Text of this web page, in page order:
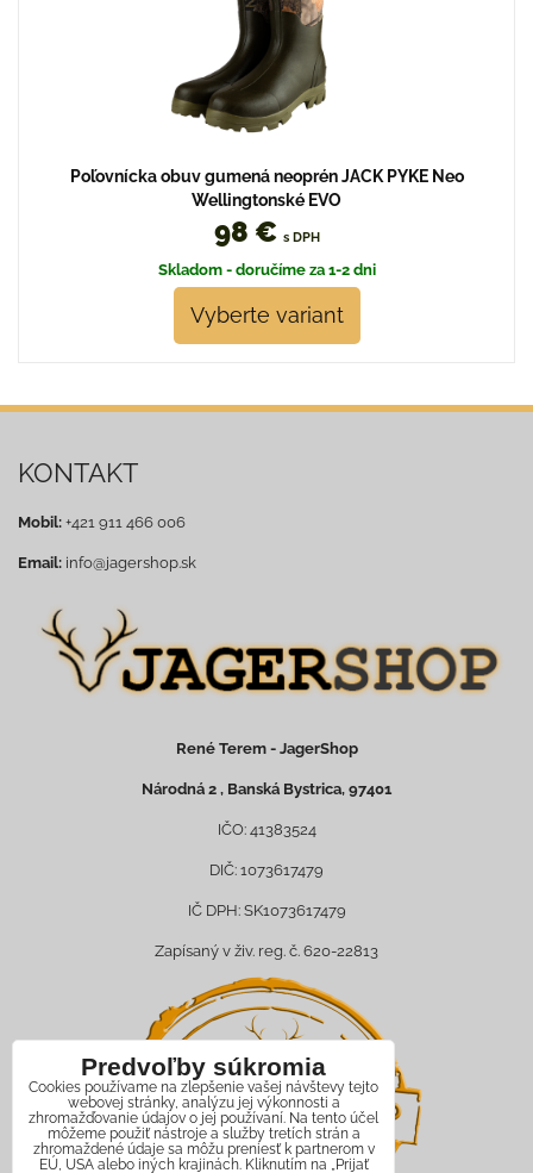
Poľovnícka obuv gumená neoprén JACK PYKE Neo
Wellingtonské EVO
98 € s DPH
Skladom - doručíme za 1-2 dni
Vyberte variant
KONTAKT
Mobil: +421 911 466 006
Email: info@jagershop.sk
René Terem - JagerShop
Národná 2 , Banská Bystrica, 97401
IČO: 41383524
DIČ: 1073617479
IČ DPH: SK1073617479
Zapísaný v živ. reg. č. 620-22813
Predvoľby súkromia
Cookies používame na zlepšenie vašej návštevy tejto
webovej stránky, analýzu jej výkonnosti a
zhromažďovanie údajov o jej používaní. Na tento účel
môžeme použiť nástroje a služby tretích strán a
zhromaždené údaje sa môžu preniesť k partnerom v
EÚ, USA alebo iných krajinách. Kliknutím na „Prijať